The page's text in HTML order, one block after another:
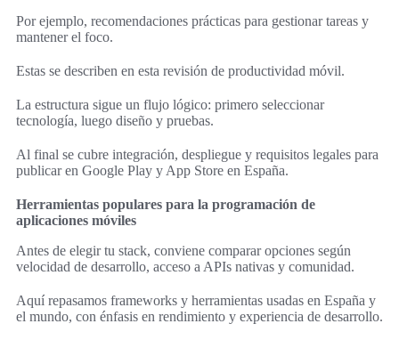
Por ejemplo, recomendaciones prácticas para gestionar tareas y
mantener el foco.
Estas se describen en esta revisión de productividad móvil.
La estructura sigue un flujo lógico: primero seleccionar
tecnología, luego diseño y pruebas.
Al final se cubre integración, despliegue y requisitos legales para
publicar en Google Play y App Store en España.
Herramientas populares para la programación de
aplicaciones móviles
Antes de elegir tu stack, conviene comparar opciones según
velocidad de desarrollo, acceso a APIs nativas y comunidad.
Aquí repasamos frameworks y herramientas usadas en España y
el mundo, con énfasis en rendimiento y experiencia de desarrollo.